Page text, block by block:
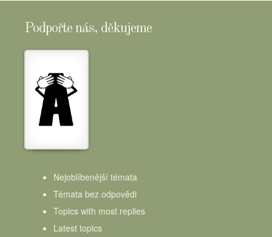
Podpořte nás, děkujeme
Nejoblíbenější témata
Témata bez odpovědi
Topics with most replies
Latest topics